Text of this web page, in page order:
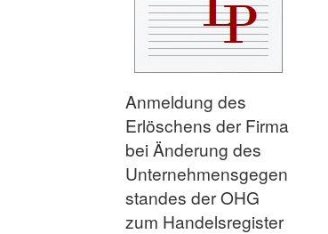
Anmeldung des
Erlöschens der Firma
bei Änderung des
Unternehmensgegen
standes der OHG
zum Handelsregister